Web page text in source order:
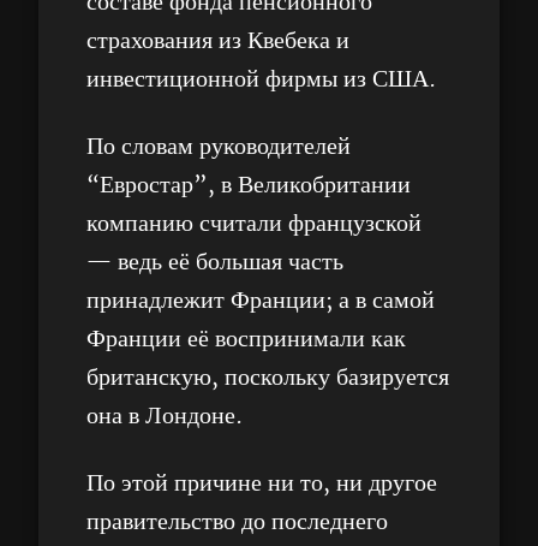
страхования из Квебека и
инвестиционной фирмы из США.
По словам руководителей
“Евростар”, в Великобритании
компанию считали французской
— ведь её большая часть
принадлежит Франции; а в самой
Франции её воспринимали как
британскую, поскольку базируется
она в Лондоне.
По этой причине ни то, ни другое
правительство до последнего